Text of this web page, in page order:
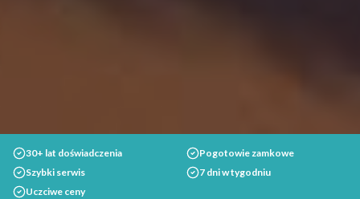
30+ lat doświadczenia
Pogotowie zamkowe
Szybki serwis
7 dni w tygodniu
Uczciwe ceny